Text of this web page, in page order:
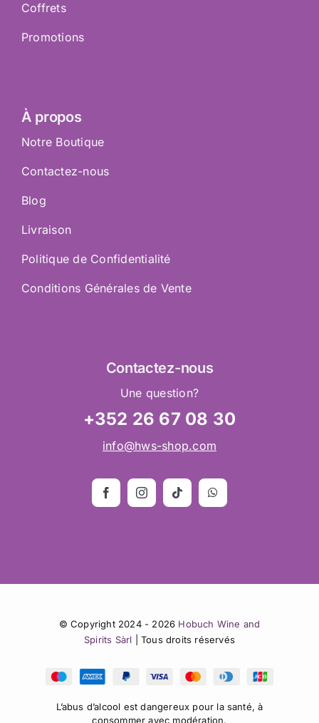
Coffrets
Promotions
À propos
Notre Boutique
Contactez-nous
Blog
Livraison
Politique de Confidentialité
Conditions Générales de Vente
Contactez-nous
Une question?
+352 26 67 08 30
info@hws-shop.com
© Copyright 2024 - 2026 Hobuch Wine and
Spirits Sàrl | Tous droits réservés
L’abus d’alcool est dangereux pour la santé, à
consommer avec modération.